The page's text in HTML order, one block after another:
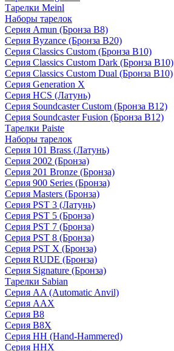
Тарелки Meinl
Наборы тарелок
Серия Amun (Бронза B8)
Серия Byzance (Бронза B20)
Серия Classics Custom (Бронза B10)
Серия Classics Custom Dark (Бронза B10)
Серия Classics Custom Dual (Бронза B10)
Серия Generation X
Серия HCS (Латунь)
Серия Soundcaster Custom (Бронза B12)
Серия Soundcaster Fusion (Бронза B12)
Тарелки Paiste
Наборы тарелок
Серия 101 Brass (Латунь)
Серия 2002 (Бронза)
Серия 201 Bronze (Бронза)
Серия 900 Series (Бронза)
Серия Masters (Бронза)
Серия PST 3 (Латунь)
Серия PST 5 (Бронза)
Серия PST 7 (Бронза)
Серия PST 8 (Бронза)
Серия PST X (Бронза)
Серия RUDE (Бронза)
Серия Signature (Бронза)
Тарелки Sabian
Серия AA (Automatic Anvil)
Серия AAX
Серия B8
Серия B8X
Серия HH (Hand-Hammered)
Серия HHX